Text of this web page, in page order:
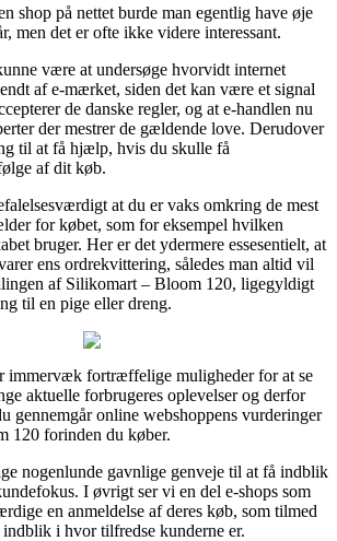
shop på nettet burde man egentlig have øje
men det er ofte ikke videre interessant.
være at undersøge hvorvidt internet
af e-mærket, siden det kan være et signal
de danske regler, og at e-handlen nu
der mestrer de gældende love. Derudover
til at få hjælp, hvis du skulle få
af dit køb.
at du er vaks omkring de mest
for købet, som for eksempel hvilken
bruger. Her er det ydermere essesentielt, at
ens ordrekvittering, således man altid vil
af Silikomart – Bloom 120, ligegyldigt
til en pige eller dreng.
immervæk fortræffelige muligheder for at se
aktuelle forbrugeres oplevelser og derfor
gennemgår online webshoppens vurderinger
120 forinden du køber.
nogenlunde gavnlige genveje til at få indblik
I øvrigt ser vi en del e-shops som
en anmeldelse af deres køb, som tilmed
i hvor tilfredse kunderne er.